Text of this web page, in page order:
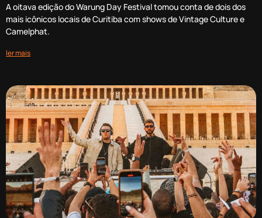
A oitava edição do Warung Day Festival tomou conta de dois dos
mais icônicos locais de Curitiba com shows de Vintage Culture e
Camelphat.
ler mais